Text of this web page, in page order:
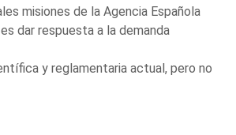
misiones de la Agencia Española
dar respuesta a la demanda
y reglamentaria actual, pero no